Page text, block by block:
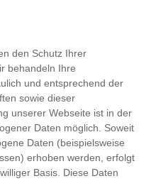
den Schutz Ihrer
behandeln Ihre
und entsprechend der
sowie dieser
unserer Webseite ist in der
Daten möglich. Soweit
Daten (beispielsweise
erhoben werden, erfolgt
Basis. Diese Daten